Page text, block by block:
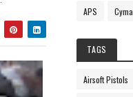
APS Cyma
TAGS
Airsoft Pistols